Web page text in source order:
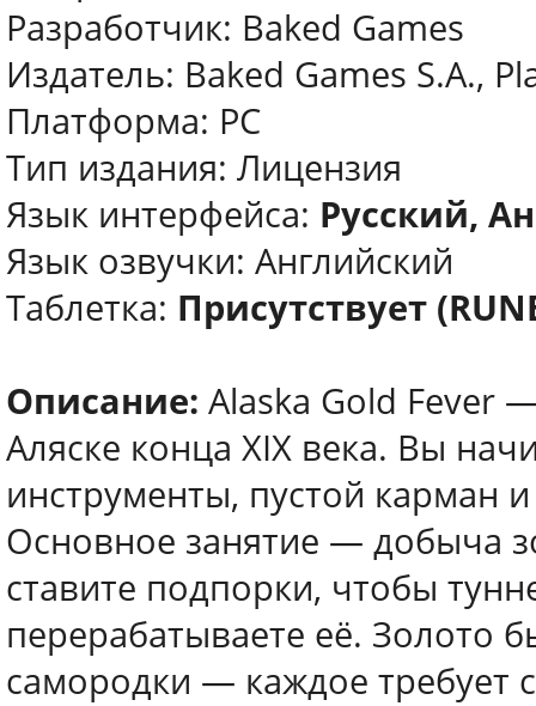
Разработчик: Baked Games
Издатель: Baked Games S.A.,
Платформа: PC
Тип издания: Лицензия
Язык интерфейса: Русский,
Язык озвучки: Английский
Таблетка: Присутствует
Описание: Alaska Gold Fever
Аляске конца XIX века. Вы
инструменты, пустой карман
Основное занятие — добыча
ставите подпорки, чтобы
перерабатываете её. Золото
самородки — каждое требует